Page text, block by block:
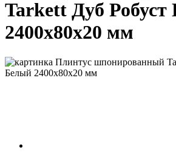
Tarkett Дуб
2400x80x20 мм